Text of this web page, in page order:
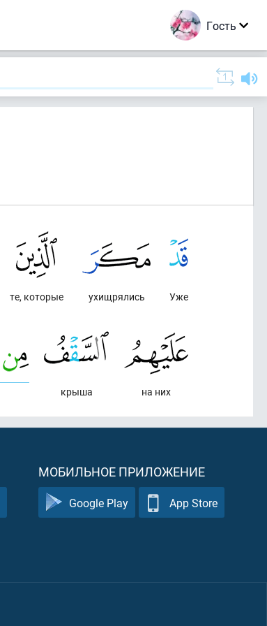
Гость
Уже
ухищрялись
те, которые
на них
крыша
МОБИЛЬНОЕ ПРИЛОЖЕНИЕ
Google Play App Store